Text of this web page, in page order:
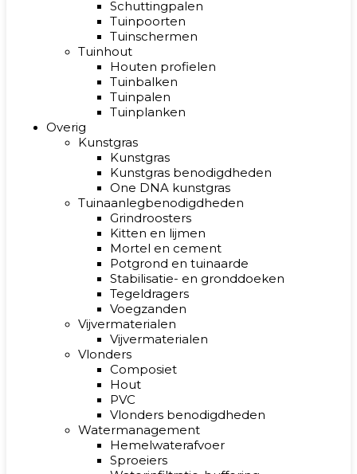
Schuttingpalen
Tuinpoorten
Tuinschermen
Tuinhout
Houten profielen
Tuinbalken
Tuinpalen
Tuinplanken
Overig
Kunstgras
Kunstgras
Kunstgras benodigdheden
One DNA kunstgras
Tuinaanlegbenodigdheden
Grindroosters
Kitten en lijmen
Mortel en cement
Potgrond en tuinaarde
Stabilisatie- en gronddoeken
Tegeldragers
Voegzanden
Vijvermaterialen
Vijvermaterialen
Vlonders
Composiet
Hout
PVC
Vlonders benodigdheden
Watermanagement
Hemelwaterafvoer
Sproeiers